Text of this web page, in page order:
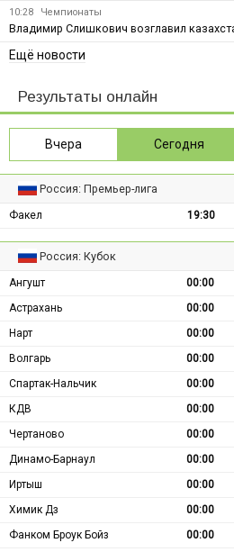
10:28 Чемпионаты
Владимир Слишкович возглавил
Ещё новости
Результаты онлайн
Вчера Сегодня
Россия: Премьер-лига
Факел 19:30
Россия: Кубок
Ангушт 00:00
Астрахань
00:00
Нарт
00:00
Волгарь
00:00
Спартак-Нальчик
00:00
КДВ
00:00
Чертаново
00:00
Динамо-Барнаул
00:00
Иртыш
00:00
Химик Дз
00:00
Фанком Броук Бойз
00:00